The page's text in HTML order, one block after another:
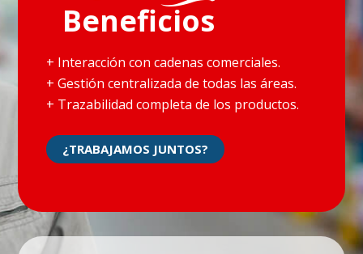
Beneficios
+ Interacción con cadenas comerciales.
+ Gestión centralizada de todas las áreas.
+ Trazabilidad completa de los productos.
¿TRABAJAMOS JUNTOS?